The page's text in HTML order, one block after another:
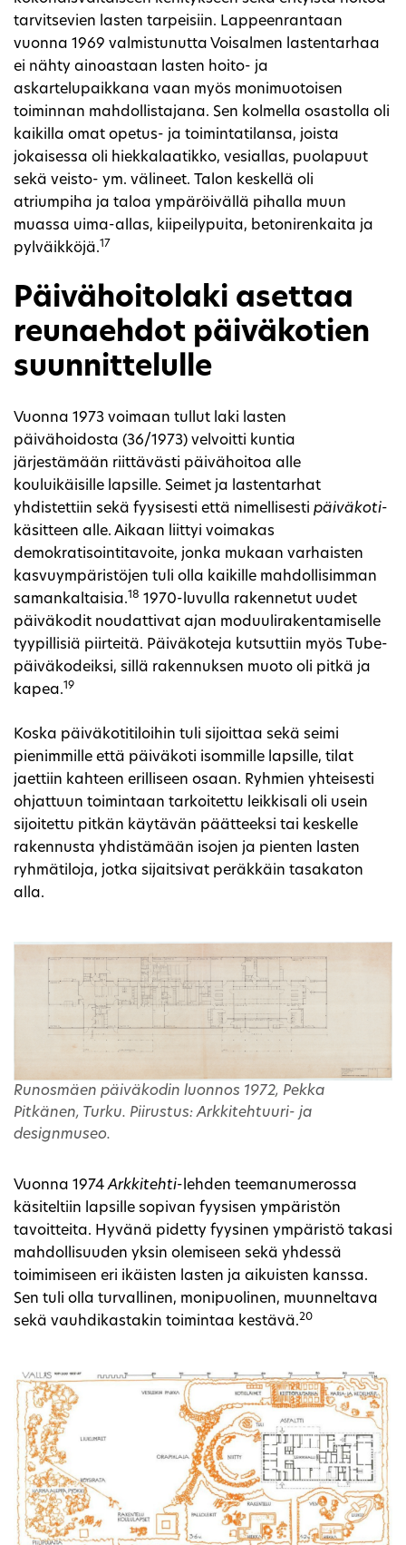
tarvitsevien lasten tarpeisiin. Lappeenrantaan
vuonna 1969 valmistunutta Voisalmen lastentarhaa
ei nähty ainoastaan lasten hoito- ja
askartelupaikkana vaan myös monimuotoisen
toiminnan mahdollistajana. Sen kolmella osastolla oli
kaikilla omat opetus- ja toimintatilansa, joista
jokaisessa oli hiekkalaatikko, vesiallas, puolapuut
sekä veisto- ym. välineet. Talon keskellä oli
atriumpiha ja taloa ympäröivällä pihalla muun
muassa uima-allas, kiipeilypuita, betonirenkaita ja
pylväikköjä.17
Päivähoitolaki asettaa
reunaehdot päiväkotien
suunnittelulle
Vuonna 1973 voimaan tullut laki lasten
päivähoidosta (36/1973) velvoitti kuntia
järjestämään riittävästi päivähoitoa alle
kouluikäisille lapsille. Seimet ja lastentarhat
yhdistettiin sekä fyysisesti että nimellisesti päiväkoti-
käsitteen alle. Aikaan liittyi voimakas
demokratisointitavoite, jonka mukaan varhaisten
kasvuympäristöjen tuli olla kaikille mahdollisimman
samankaltaisia.18 1970-luvulla rakennetut uudet
päiväkodit noudattivat ajan moduulirakentamiselle
tyypillisiä piirteitä. Päiväkoteja kutsuttiin myös Tube-
päiväkodeiksi, sillä rakennuksen muoto oli pitkä ja
kapea.19
Koska päiväkotitiloihin tuli sijoittaa sekä seimi
pienimmille että päiväkoti isommille lapsille, tilat
jaettiin kahteen erilliseen osaan. Ryhmien yhteisesti
ohjattuun toimintaan tarkoitettu leikkisali oli usein
sijoitettu pitkän käytävän päätteeksi tai keskelle
rakennusta yhdistämään isojen ja pienten lasten
ryhmätiloja, jotka sijaitsivat peräkkäin tasakaton
alla.
Runosmäen päiväkodin luonnos 1972, Pekka
Pitkänen, Turku. Piirustus: Arkkitehtuuri- ja
designmuseo.
Vuonna 1974Arkkitehti-lehden teemanumerossa
käsiteltiin lapsille sopivan fyysisen ympäristön
tavoitteita. Hyvänä pidetty fyysinen ympäristö takasi
mahdollisuuden yksin olemiseen sekä yhdessä
toimimiseen eri ikäisten lasten ja aikuisten kanssa.
Sen tuli olla turvallinen, monipuolinen, muunneltava
sekä vauhdikastakin toimintaa kestävä.20